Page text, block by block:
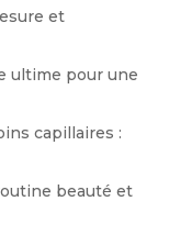
et
ultime pour une
capillaires :
beauté et